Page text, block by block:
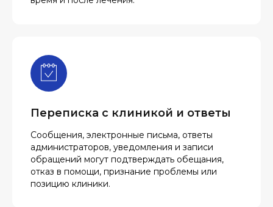
Переписка с клиникой и ответы
Сообщения, электронные письма, ответы
администраторов, уведомления и записи
обращений могут подтверждать обещания,
отказ в помощи, признание проблемы или
позицию клиники.